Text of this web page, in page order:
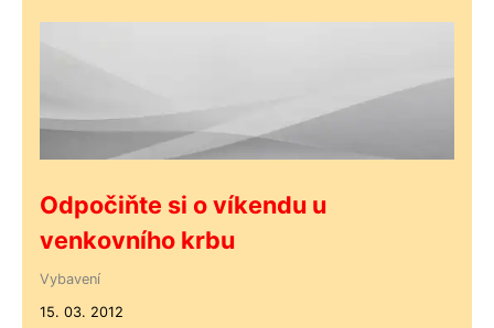
Odpočiňte si o víkendu u
venkovního krbu
Vybavení
15. 03. 2012